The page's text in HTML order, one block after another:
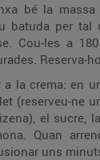
bé la
per tal d’impermeabilitzar la
Cou-les a
Reserva-
a la crema: en
ne una mica per
el sucre,
Quan
uns